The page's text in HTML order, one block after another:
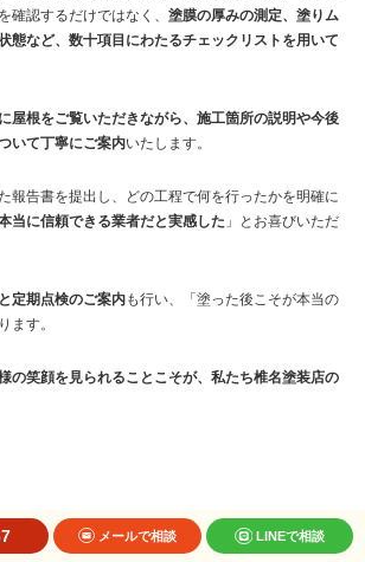
確認するだけではなく、 塗膜の厚みの測定、塗りム
態など、数十項目にわたるチェックリストを用いて
屋根をご覧いただきながら、施工箇所の説明や今後
いて丁寧にご案内いたします。
報告書を提出し、どの工程で何を行ったかを明確に
当に信頼できる業者だと実感した 」とお喜びいただ
定期点検のご案内も行い、「塗った後こそが本当の
ます。
の笑顔を見られることこそが、私たち椎名塗装店の
ご質問 メールで相談 LINEで相談